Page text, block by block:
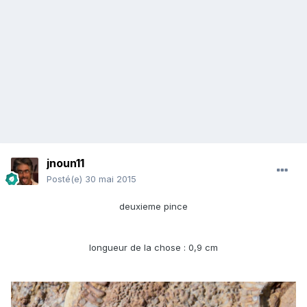
jnoun11
Posté(e) 30 mai 2015
deuxieme pince
longueur de la chose : 0,9 cm